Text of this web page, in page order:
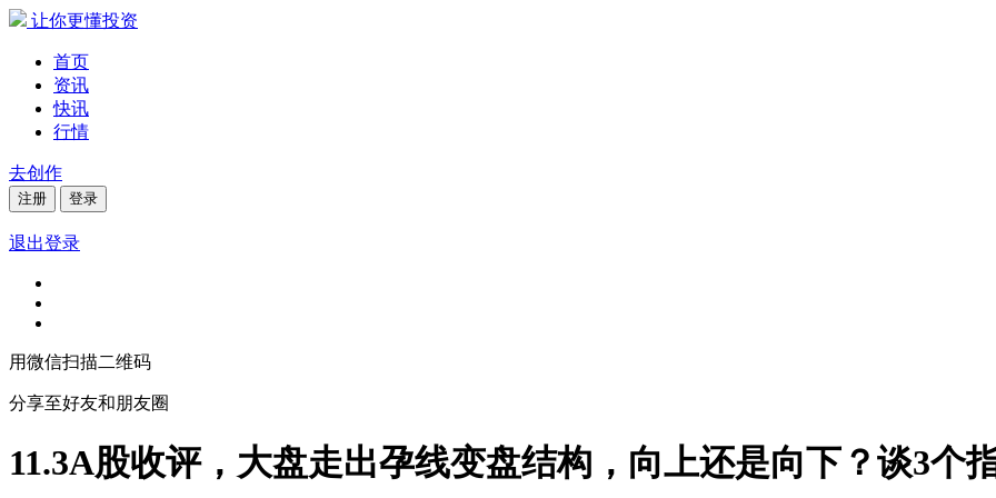
让你更懂投资
首页
资讯
快讯
行情
去创作
注册 登录
退出登录
用微信扫描二维码
分享至好友和朋友圈
11.3A股收评，大盘走出孕线变盘结构，向上还是向下？谈3个